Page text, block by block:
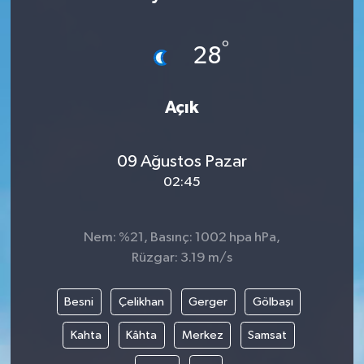
28°
Açık
09 Ağustos Pazar
02:45
Nem: %21, Basınç: 1002 hpa hPa,
Rüzgar: 3.19 m/s
Besni Çelikhan Gerger Gölbaşı
Kahta Kâhta Merkez Samsat